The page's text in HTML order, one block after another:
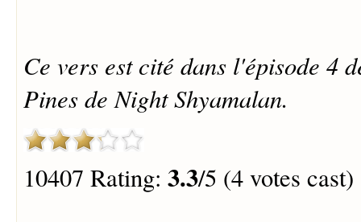
Ce vers est cité dans l'épisode 4
Pines de Night Shyamalan.
10407 Rating: 3.3/5 (4 votes cast)